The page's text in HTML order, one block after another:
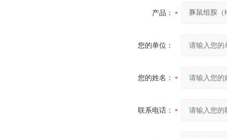
产品：
您的单位：
您的姓名：
联系电话：